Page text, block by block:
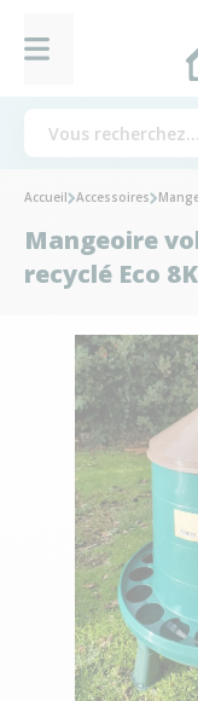
Accueil Accessoires
Mangeoire
recyclé Eco